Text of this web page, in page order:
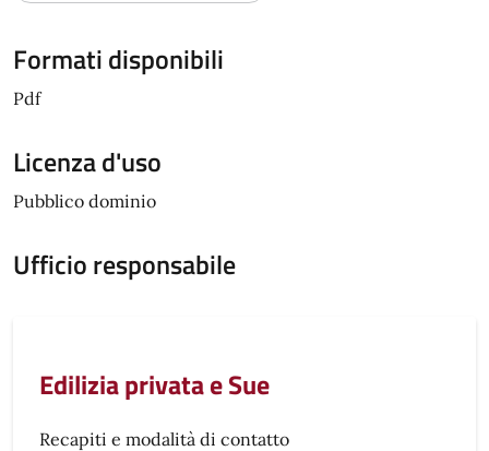
Formati disponibili
Pdf
Licenza d'uso
Pubblico dominio
Ufficio responsabile
Edilizia privata e Sue
Recapiti e modalità di contatto